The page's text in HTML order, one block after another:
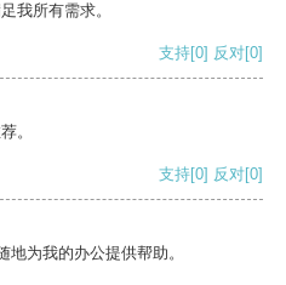
我所有需求。
支持[0] 反对[0]
。
支持[0] 反对[0]
为我的办公提供帮助。